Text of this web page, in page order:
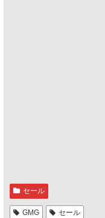
セール
GMG セール